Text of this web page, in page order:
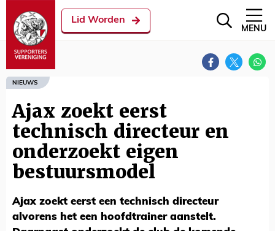
Lid Worden
MENU
NIEUWS
Ajax zoekt eerst
technisch directeur en
onderzoekt eigen
bestuursmodel
Ajax zoekt eerst een technisch directeur
alvorens het een hoofdtrainer aanstelt.